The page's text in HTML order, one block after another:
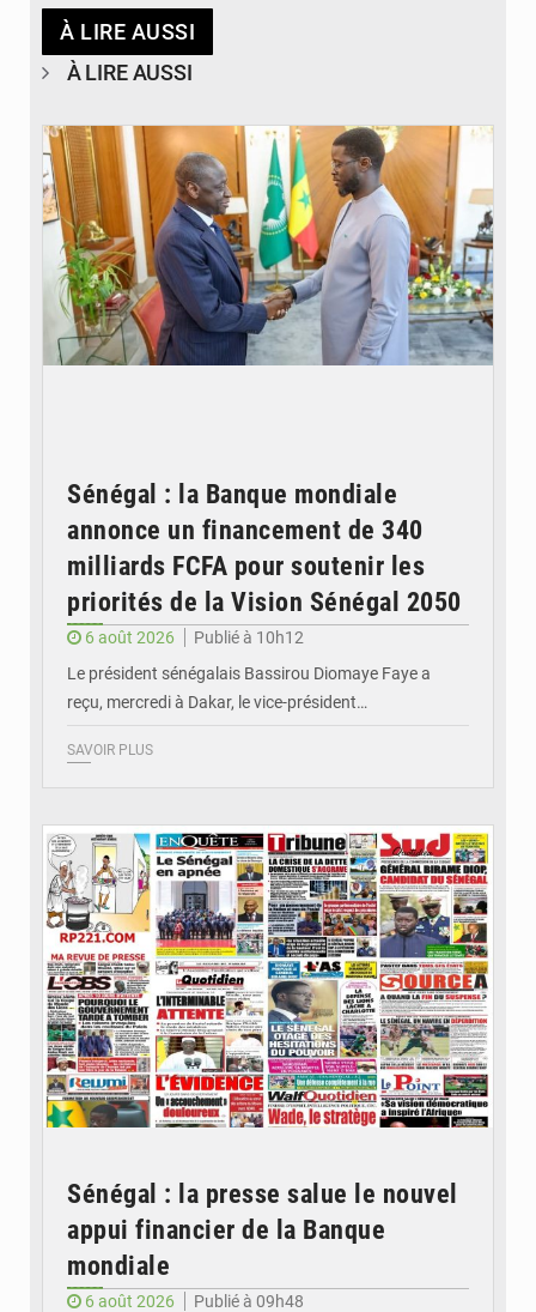
À LIRE AUSSI
À LIRE AUSSI
Sénégal : la Banque mondiale
annonce un financement de 340
milliards FCFA pour soutenir les
priorités de la Vision Sénégal 2050
6 août 2026
Publié à 10h12
Le président sénégalais Bassirou Diomaye Faye a
reçu, mercredi à Dakar, le vice-président…
SAVOIR PLUS
Sénégal : la presse salue le nouvel
appui financier de la Banque
mondiale
6 août 2026
Publié à 09h48